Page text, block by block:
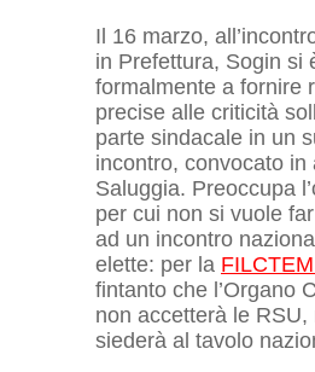
Il 16 marzo,
in Prefettura, Sogin si
formalmente a fornire
precise alle criticità
parte sindacale in un
incontro, convocato in
Saluggia. Preoccupa
per cui non si vuole
ad un incontro
elette: per la
fintanto che l’Organo
non accetterà le RSU,
siederà al tavolo